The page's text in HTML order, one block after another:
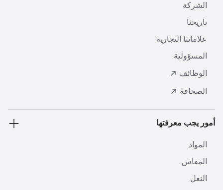
الشركة
تاريخنا
علاماتنا التجارية
المسؤولية
الوظائف
الصحافة
أمور يجب معرفتها
المواد
المقاس
النعل